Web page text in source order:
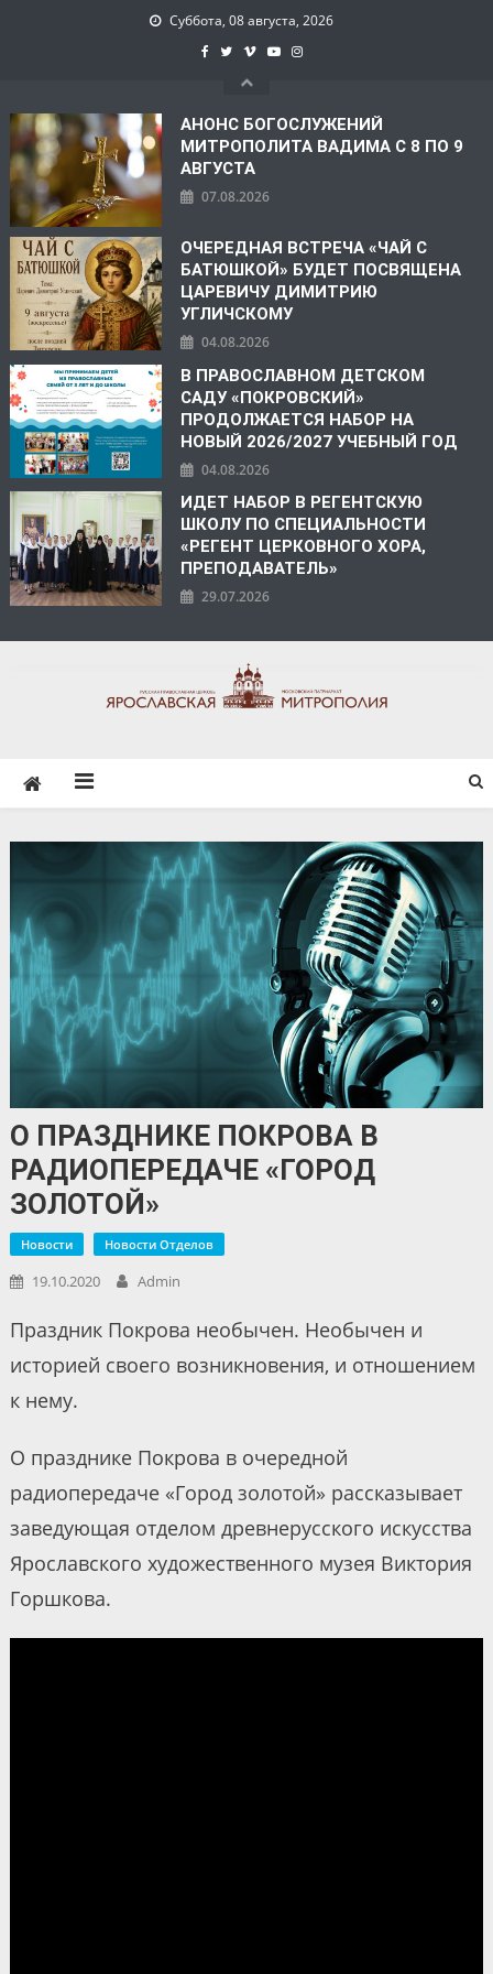
Суббота, 08 августа, 2026
АНОНС БОГОСЛУЖЕНИЙ
МИТРОПОЛИТА ВАДИМА С 8 ПО 9
АВГУСТА
07.08.2026
ОЧЕРЕДНАЯ ВСТРЕЧА «ЧАЙ С
БАТЮШКОЙ» БУДЕТ ПОСВЯЩЕНА
ЦАРЕВИЧУ ДИМИТРИЮ
УГЛИЧСКОМУ
04.08.2026
В ПРАВОСЛАВНОМ ДЕТСКОМ
САДУ «ПОКРОВСКИЙ»
ПРОДОЛЖАЕТСЯ НАБОР НА
НОВЫЙ 2026/2027 УЧЕБНЫЙ ГОД
04.08.2026
ИДЕТ НАБОР В РЕГЕНТСКУЮ
ШКОЛУ ПО СПЕЦИАЛЬНОСТИ
«РЕГЕНТ ЦЕРКОВНОГО ХОРА,
ПРЕПОДАВАТЕЛЬ»
29.07.2026
О ПРАЗДНИКЕ ПОКРОВА В
РАДИОПЕРЕДАЧЕ «ГОРОД
ЗОЛОТОЙ»
Новости Новости Отделов
19.10.2020 Admin
Праздник Покрова необычен. Необычен и
историей своего возникновения, и отношением
к нему.
О празднике Покрова в очередной
радиопередаче «Город золотой» рассказывает
заведующая отделом древнерусского искусства
Ярославского художественного музея Виктория
Горшкова.